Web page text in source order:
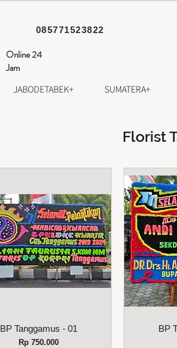
085771523822
Online 24
Jam
JABODETABEK+ SUMATERA+
Florist
Tampilan Cepat
BP Tanggamus - 01
Harga
Rp 750.000
BP